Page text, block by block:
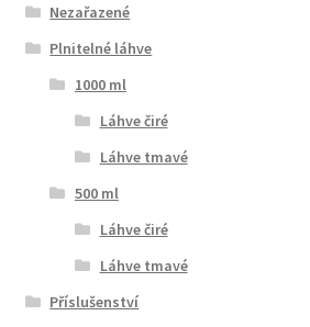
Nezařazené
Plnitelné láhve
1000 ml
Láhve čiré
Láhve tmavé
500 ml
Láhve čiré
Láhve tmavé
Příslušenství